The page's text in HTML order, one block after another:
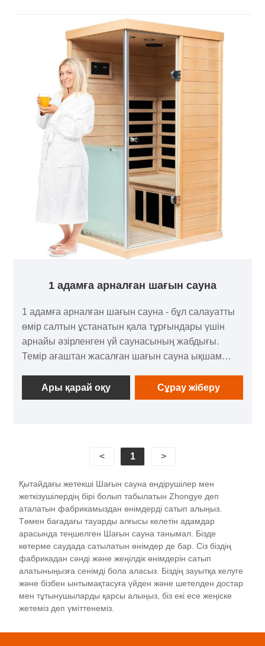
1 адамға арналған шағын сауна
1 адамға арналған шағын сауна - бұл салауатты
өмір салтын ұстанатын қала тұрғындары үшін
арнайы әзірленген үй саунасының жабдығы.
Темір ағаштан жасалған шағын сауна ықшам
оны отбасыларға немесе шағын пәтер кеңістігіне
өте ыңғайлы етеді. Оның ішкі кеңістігі ықшам
Ары қарай оқу Сұрау жіберу
< 1 >
Қытайдағы жетекші Шағын сауна өндірушілер мен
жеткізушілердің бірі болып табылатын Zhongye деп
аталатын фабрикамыздан өнімдерді сатып алыңыз.
Төмен бағадағы тауарды алғысы келетін адамдар
арасында теңшелген Шағын сауна танымал. Бізде
көтерме саудада сатылатын өнімдер де бар. Сіз біздің
фабрикадан сәнді және жеңілдік өнімдерін сатып
алатыныңызға сенімді бола аласыз. Біздің зауытқа келуге
және бізбен ынтымақтасуға үйден және шетелден достар
мен тұтынушыларды қарсы алыңыз, біз екі есе жеңіске
жетеміз деп үміттенеміз.